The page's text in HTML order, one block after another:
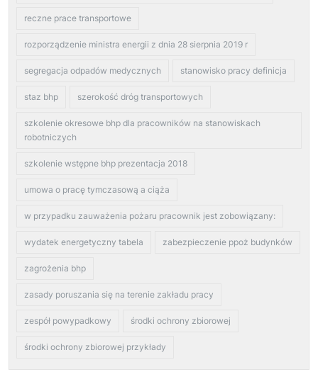
reczne prace transportowe
rozporządzenie ministra energii z dnia 28 sierpnia 2019 r
segregacja odpadów medycznych stanowisko pracy definicja
staz bhp szerokość dróg transportowych
szkolenie okresowe bhp dla pracowników na stanowiskach
robotniczych
szkolenie wstępne bhp prezentacja 2018
umowa o pracę tymczasową a ciąża
w przypadku zauważenia pożaru pracownik jest zobowiązany:
wydatek energetyczny tabela zabezpieczenie ppoż budynków
zagrożenia bhp
zasady poruszania się na terenie zakładu pracy
zespół powypadkowy środki ochrony zbiorowej
środki ochrony zbiorowej przykłady